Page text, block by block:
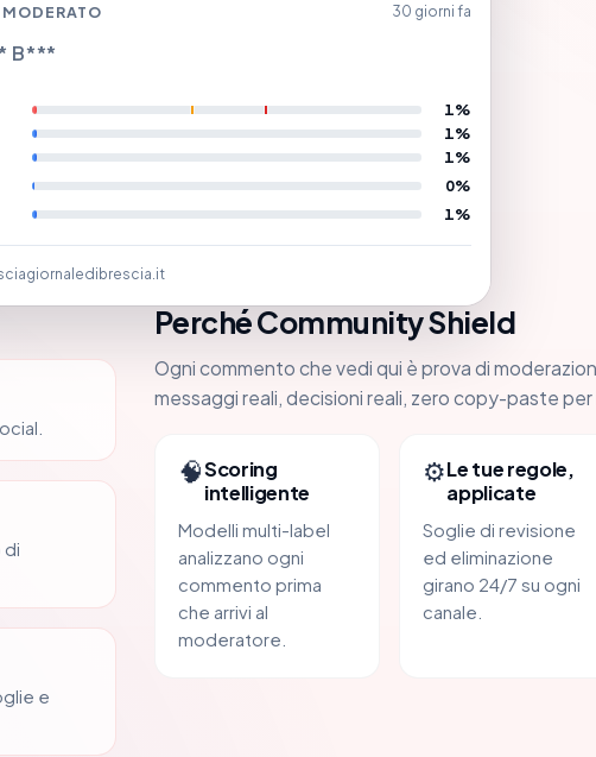
30 giorni fa
B***
1%
1%
1%
0%
1%
giornaledibrescia.it
di
e
Perché Community Shield
Ogni commento che vedi qui è prova di
messaggi reali, decisioni reali, zero copy-paste per
🧠Scoring
intelligente
Modelli multi-label
analizzano ogni
commento prima
che arrivi al
moderatore.
⚙️Le tue regole,
applicate
Soglie di revisione
ed eliminazione
girano 24/7 su ogni
canale.